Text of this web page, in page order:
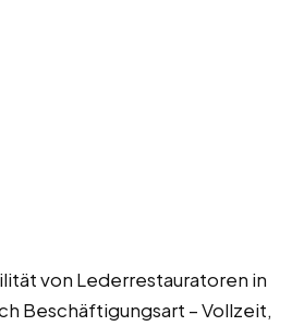
von Lederrestauratoren in
Beschäftigungsart – Vollzeit,